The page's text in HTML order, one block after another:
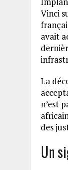
Vinci
avait
La
n’est
des
Un